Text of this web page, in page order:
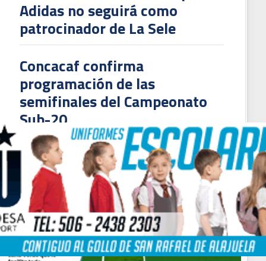
Adidas no seguirá como
patrocinador de La Sele
Concacaf confirma
programación de las
semifinales del Campeonato
Sub-20
de la Comisión de Arbitraje destaca la importancia del VAR en el